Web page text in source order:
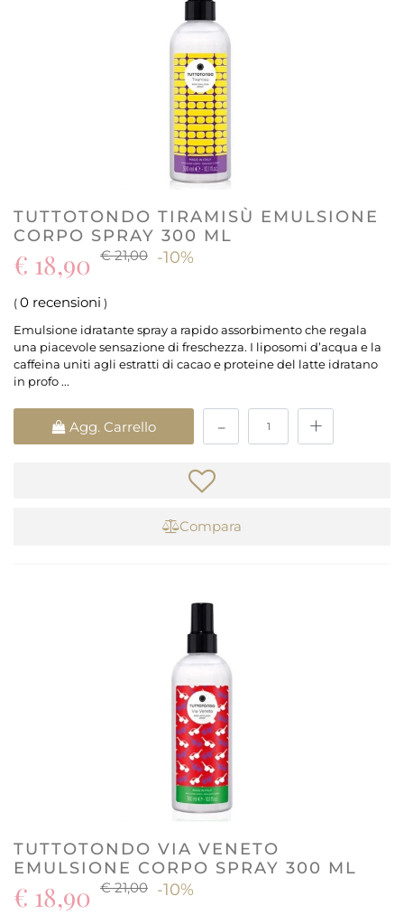
TUTTOTONDO TIRAMISÙ EMULSIONE
CORPO SPRAY 300 ML
€ 21,00 -10%
€ 18,90
( 0 recensioni )
Emulsione idratante spray a rapido assorbimento che regala
una piacevole sensazione di freschezza. I liposomi d’acqua e la
caffeina uniti agli estratti di cacao e proteine del latte idratano
in profo ...
Agg. Carrello
Compara
TUTTOTONDO VIA VENETO
EMULSIONE CORPO SPRAY 300 ML
€ 21,00 -10%
€ 18,90